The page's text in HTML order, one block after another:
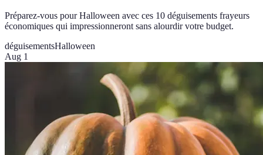
Préparez-vous pour Halloween avec ces 10 déguisements frayeurs
économiques qui impressionneront sans alourdir votre budget.
déguisementsHalloween
Aug 1